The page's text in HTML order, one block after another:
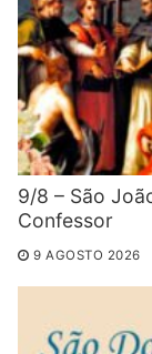
9/8 – São
Confessor
9 AGOSTO 2026